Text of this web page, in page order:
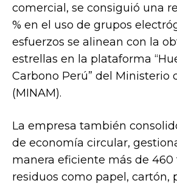
comercial, se consiguió una
% en el uso de grupos
esfuerzos se alinean con la
estrellas en la plataforma
Carbono Perú” del Ministerio
(MINAM).
La empresa también
de economía circular,
manera eficiente más de 460
residuos como papel, cartón,